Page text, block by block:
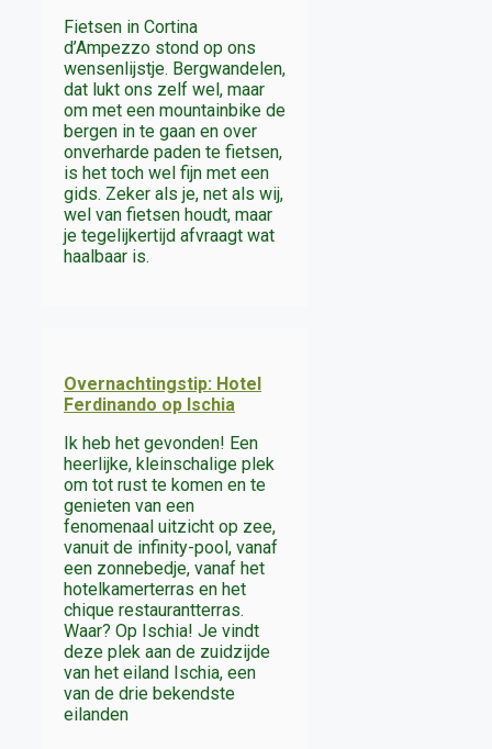
Fietsen in Cortina
d’Ampezzo stond op ons
wensenlijstje. Bergwandelen,
dat lukt ons zelf wel, maar
om met een mountainbike de
bergen in te gaan en over
onverharde paden te fietsen,
is het toch wel fijn met een
gids. Zeker als je, net als wij,
wel van fietsen houdt, maar
je tegelijkertijd afvraagt wat
haalbaar is.
Overnachtingstip: Hotel
Ferdinando op Ischia
Ik heb het gevonden! Een
heerlijke, kleinschalige plek
om tot rust te komen en te
genieten van een
fenomenaal uitzicht op zee,
vanuit de infinity-pool, vanaf
een zonnebedje, vanaf het
hotelkamerterras en het
chique restaurantterras.
Waar? Op Ischia! Je vindt
deze plek aan de zuidzijde
van het eiland Ischia, een
van de drie bekendste
eilanden